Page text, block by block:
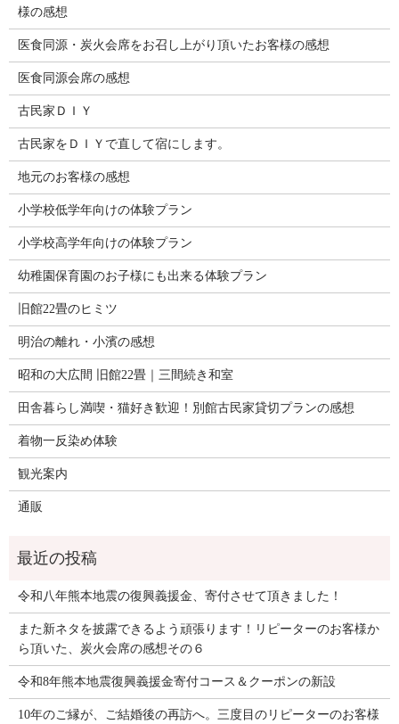
様の感想
医食同源・炭火会席をお召し上がり頂いたお客様の感想
医食同源会席の感想
古民家ＤＩＹ
古民家をＤＩＹで直して宿にします。
地元のお客様の感想
小学校低学年向けの体験プラン
小学校高学年向けの体験プラン
幼稚園保育園のお子様にも出来る体験プラン
旧館22畳のヒミツ
明治の離れ・小濱の感想
昭和の大広間 旧館22畳｜三間続き和室
田舎暮らし満喫・猫好き歓迎！別館古民家貸切プランの感想
着物一反染め体験
観光案内
通販
令和八年熊本地震の復興義援金、寄付させて頂きました！
また新ネタを披露できるよう頑張ります！リピーターのお客様か
ら頂いた、炭火会席の感想その６
令和8年熊本地震復興義援金寄付コース＆クーポンの新設
10年のご縁が、ご結婚後の再訪へ。三度目のリピーターのお客様